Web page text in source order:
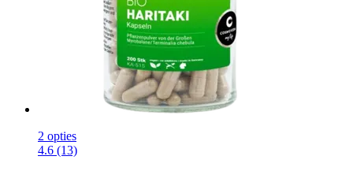
2 opties
4.6 (13)